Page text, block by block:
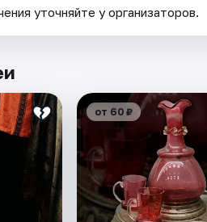
уточняйте у организаторов.
от 60 ₽